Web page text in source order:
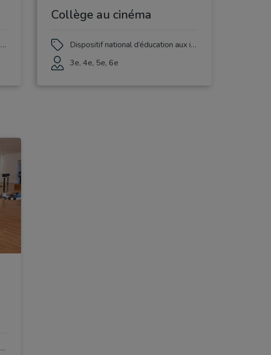
Collège au cinéma
Dispositif national d’éducation aux images pensé comme un parcours cinéma pour les élèves, à travers trois œuvres cinématographiques
3e, 4e, 5e, 6e